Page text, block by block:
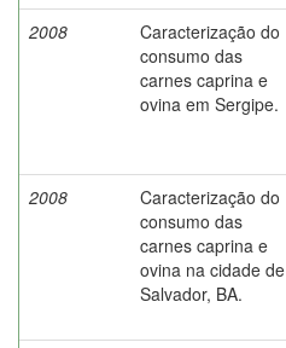
2008
Caracterização do
consumo das
carnes caprina e
ovina em Sergipe.
2008
Caracterização do
consumo das
carnes caprina e
ovina na cidade de
Salvador, BA.